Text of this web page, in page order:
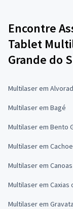
Encontre
Tablet
Grande do
Multilaser em
Multilaser em Bagé
Multilaser em Bento
Multilaser em
Multilaser em Canoas
Multilaser em Caxias
Multilaser em